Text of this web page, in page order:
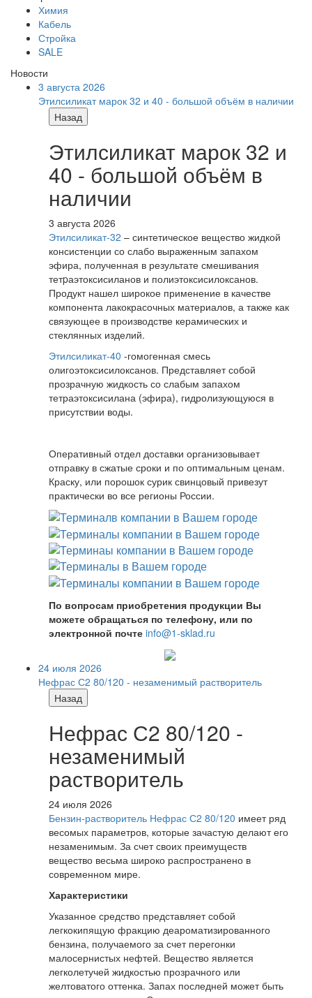
Химия
Кабель
Стройка
SALE
Новости
3 августа 2026
Этилсиликат марок 32 и 40 - большой объём в наличии
Назад
Этилсиликат марок 32 и
40 - большой объём в
наличии
3 августа 2026
Этилсиликат-32 – синтетическое вещество жидкой
консистенции со слабо выраженным запахом
эфира, полученная в результате смешивания
тетpаэтоксисиланов и полиэтоксисилоксанов.
Продукт нашел широкое применение в качестве
компонента лакокрасочных материалов, а также как
связующее в производстве керамических и
стеклянных изделий.
Этилсиликат-40 -гомогенная смесь
олигоэтоксисилоксанов. Представляет собой
прозрачную жидкость со слабым запахом
тетраэтоксисилана (эфира), гидролизующуюся в
присутствии воды.
Оперативный отдел доставки организовывает
отправку в сжатые сроки и по оптимальным ценам.
Краску, или порошок сурик свинцовый привезут
практически во все регионы России.
По вопросам приобретения продукции Вы
можете обращаться по телефону, или по
электронной почте info@1-sklad.ru
24 июля 2026
Нефрас С2 80/120 - незаменимый растворитель
Назад
Нефрас С2 80/120 -
незаменимый
растворитель
24 июля 2026
Бензин-растворитель Нефрас С2 80/120 имеет ряд
весомых параметров, которые зачастую делают его
незаменимым. За счет своих преимуществ
вещество весьма широко распространено в
современном мире.
Характеристики
Указанное средство представляет собой
легкокипящую фракцию деароматизированного
бензина, получаемого за счет перегонки
малосернистых нефтей. Вещество является
легколетучей жидкостью прозрачного или
желтоватого оттенка. Запах последней может быть